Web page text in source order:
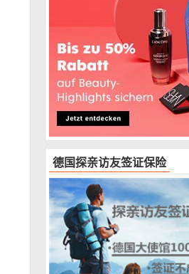
德国探亲访友签证保险